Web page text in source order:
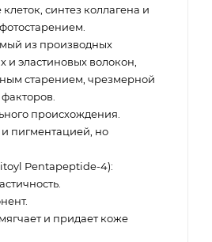
синтез коллагена и
из производных
и эластиновых волокон,
старением, чрезмерной
происхождения.
пигментацией, но
Pentapeptide-4):
и придает коже